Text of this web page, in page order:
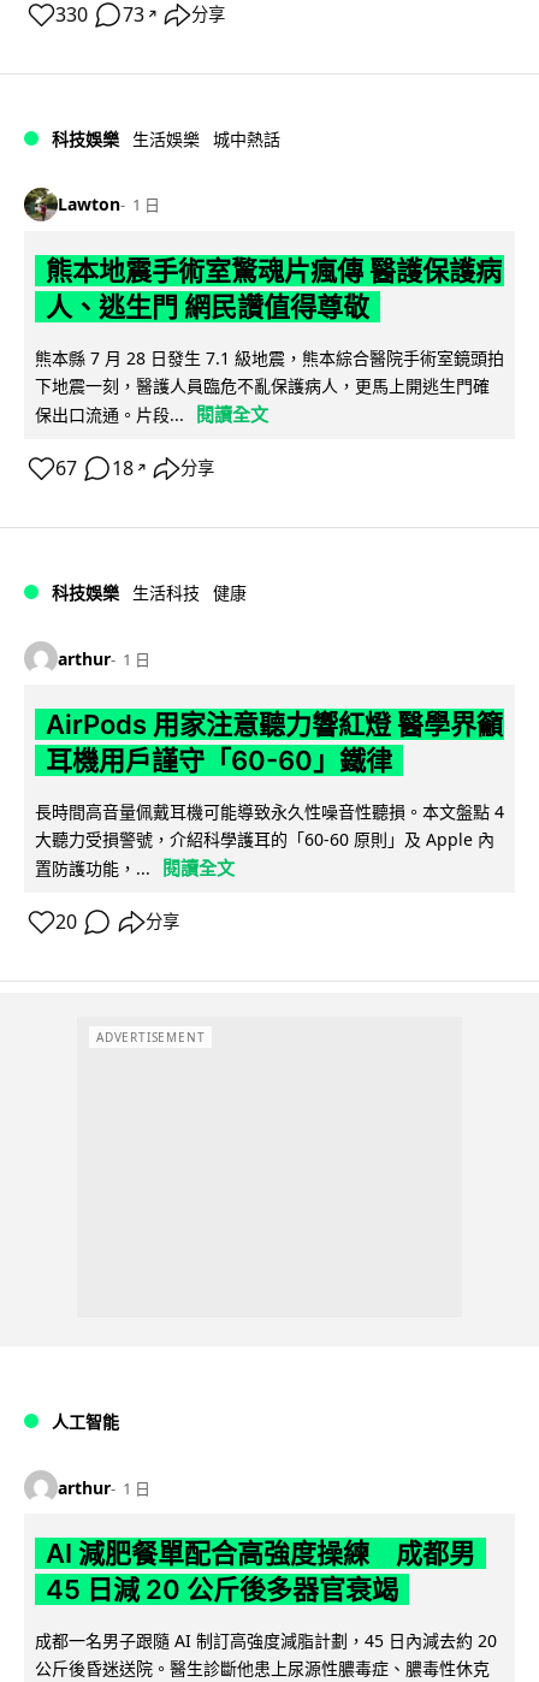
330 73 ↗ 分享
科技娛樂 生活娛樂 城中熱話
Lawton 1 日
熊本地震手術室驚魂片瘋傳 醫護保護病
人、逃生門 網民讚值得尊敬
熊本縣 7 月 28 日發生 7.1 級地震，熊本綜合醫院手術室鏡頭拍
下地震一刻，醫護人員臨危不亂保護病人，更馬上開逃生門確
保出口流通。片段...
閱讀全文
67 18 ↗ 分享
科技娛樂 生活科技 健康
arthur 1 日
AirPods 用家注意聽力響紅燈 醫學界籲
耳機用戶謹守「60-60」鐵律
長時間高音量佩戴耳機可能導致永久性噪音性聽損。本文盤點 4
大聽力受損警號，介紹科學護耳的「60-60 原則」及 Apple 內
置防護功能，...
閱讀全文
20 分享
ADVERTISEMENT
人工智能
arthur 1 日
AI 減肥餐單配合高強度操練 成都男
45 日減 20 公斤後多器官衰竭
成都一名男子跟隨 AI 制訂高強度減脂計劃，45 日內減去約 20
公斤後昏迷送院。醫生診斷他患上尿源性膿毒症、膿毒性休克